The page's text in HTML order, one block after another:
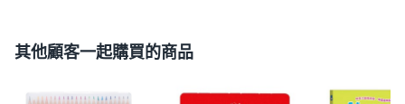
其他顧客一起購買的商品